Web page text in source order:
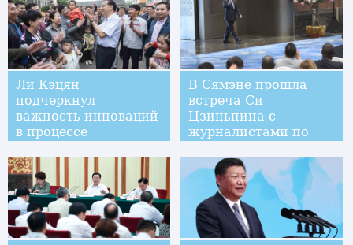
Ли Кэцян
подчеркнул
важность инноваций
в процессе
модернизации
В Сямэне прошла
встреча Си
Цзиньпина с
журналистами по
БРИКС